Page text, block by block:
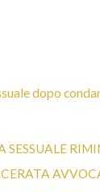
dopo
SESSUALE